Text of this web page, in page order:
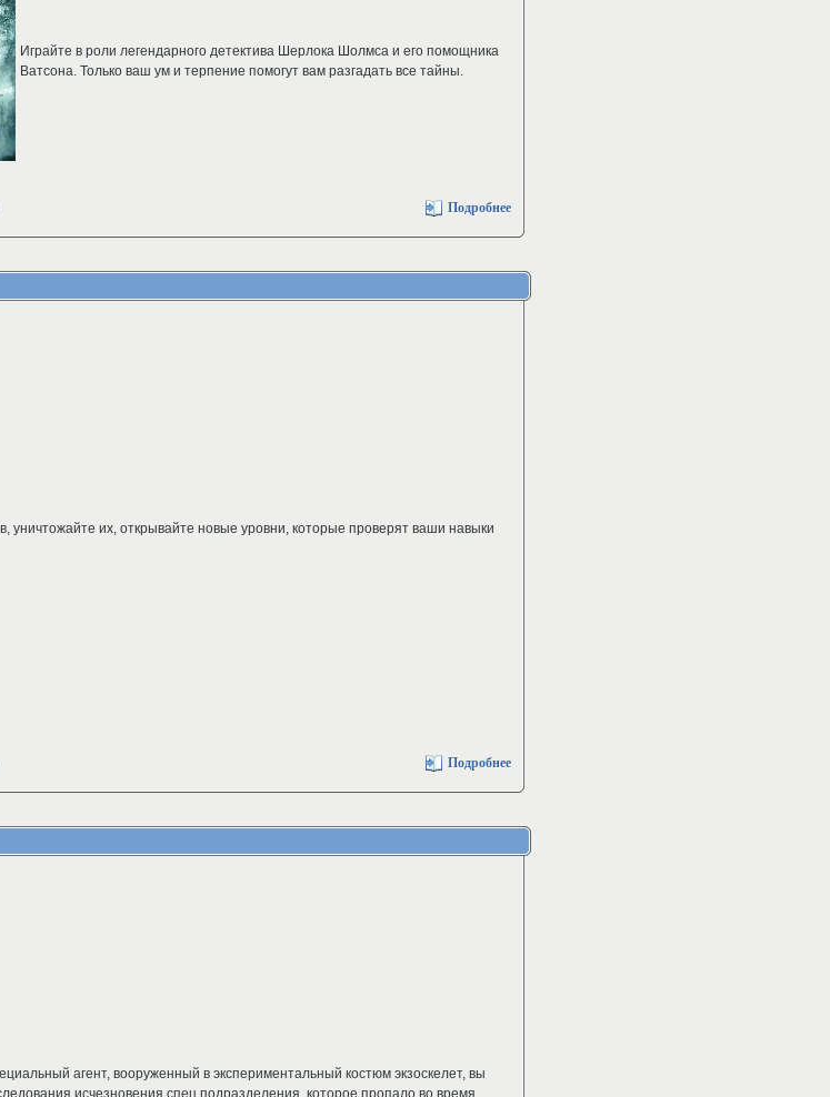
Играйте в роли легендарного детектива Шерлока Шолмса и его помощника
Ватсона. Только ваш ум и терпение помогут вам разгадать все тайны.
Подробнее
уничтожайте их, открывайте новые уровни, которые проверят ваши навыки
Подробнее
агент, вооруженный в экспериментальный костюм экзоскелет, вы
исчезновения спец подразделения, которое пропало во время